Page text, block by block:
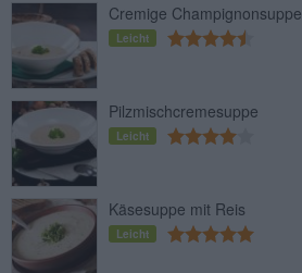
Cremige Champignonsuppe
Leicht
Pilzmischcremesuppe
Leicht
Käsesuppe mit Reis
Leicht